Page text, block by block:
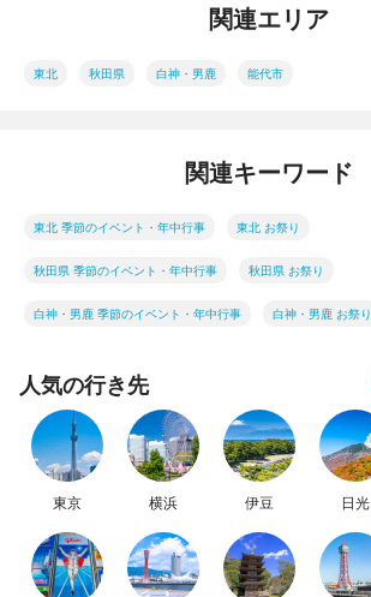
関連エリア
東北 秋田県 白神・男鹿 能代市
関連キーワード
東北 季節のイベント・年中行事 東北 お祭り
秋田県 季節のイベント・年中行事 秋田県 お祭り
白神・男鹿 季節のイベント・年中行事 白神・男鹿 お祭り
人気の行き先
東京 横浜 伊豆 日光